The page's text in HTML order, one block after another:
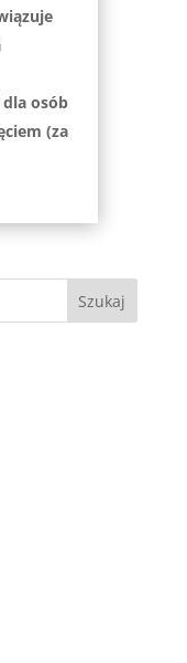
osób
(za